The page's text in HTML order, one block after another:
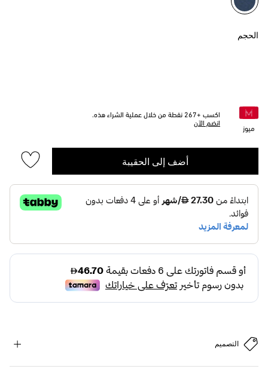
مختار
الحجم
ميوز
اكسب +267 نقطة من خلال عملية الشراء هذه.
انضم الآن
أضف إلى الحقيبة
التصميم